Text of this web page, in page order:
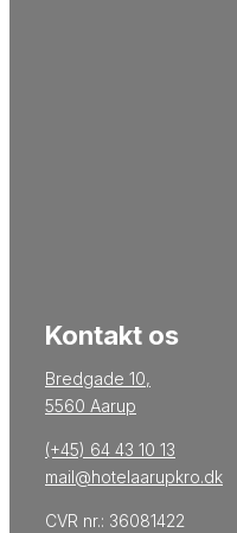
Kontakt os
Bredgade 10,
5560 Aarup
(+45) 64 43 10 13
mail@hotelaarupkro.dk
CVR nr.: 36081422